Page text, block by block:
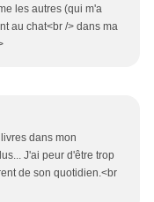
les autres (qui m'a
au chat<br /> dans ma
dans mon
J'ai peur d'être trop
de son quotidien.<br